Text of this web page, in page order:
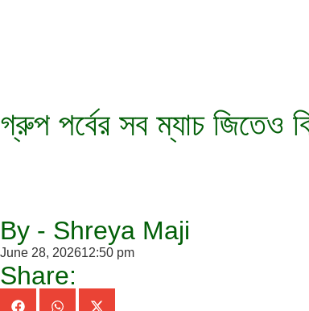
গ্রুপ পর্বের সব ম্যাচ জিতেও
By - Shreya Maji
June 28, 202612:50 pm
Share: